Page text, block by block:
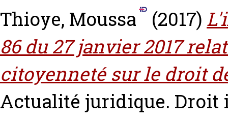
Thioye, Moussa
(2017)
86 du 27 janvier 2017
citoyenneté sur le droit
Actualité juridique. Droit